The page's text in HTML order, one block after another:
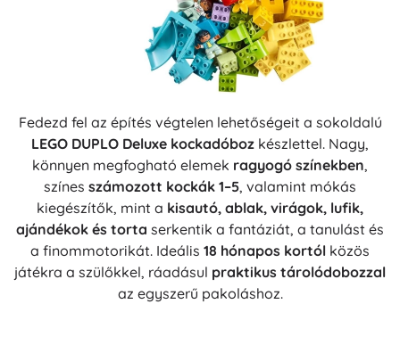
Fedezd fel az építés végtelen lehetőségeit a sokoldalú
LEGO DUPLO Deluxe kockadóboz készlettel. Nagy,
könnyen megfogható elemek ragyogó színekben,
színes számozott kockák 1–5, valamint mókás
kiegészítők, mint a kisautó, ablak, virágok, lufik,
ajándékok és torta serkentik a fantáziát, a tanulást és
a finommotorikát. Ideális 18 hónapos kortól közös
játékra a szülőkkel, ráadásul praktikus tárolódobozzal
az egyszerű pakoláshoz.